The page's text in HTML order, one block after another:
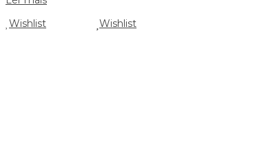
Wishlist
Wishlist